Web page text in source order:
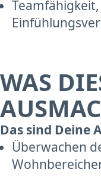
WAS
Das sind Deine
Überwachen